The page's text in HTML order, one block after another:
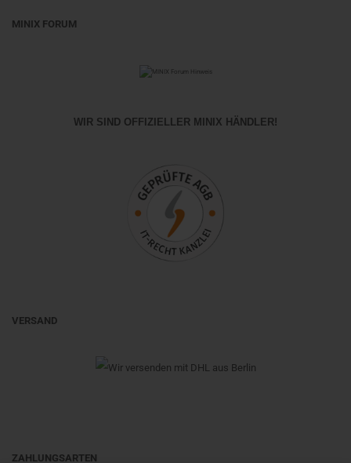
MINIX FORUM
WIR SIND OFFIZIELLER MINIX HÄNDLER!
VERSAND
ZAHLUNGSARTEN